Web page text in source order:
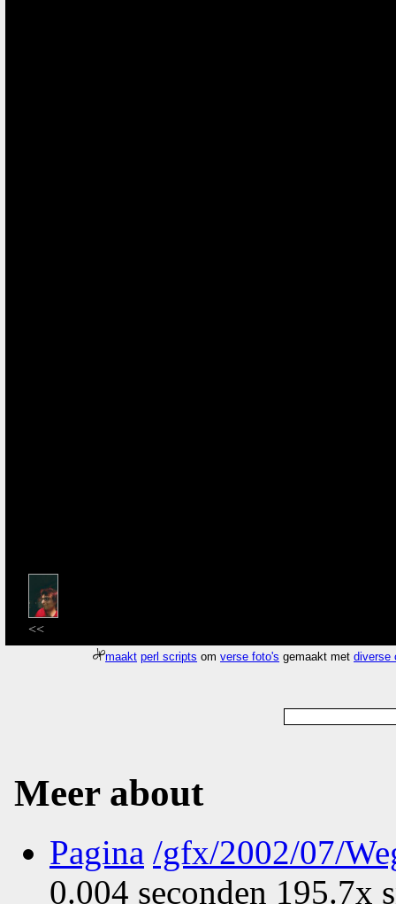
<<
maakt perl scripts omverse foto's gemaakt metdiverse
Meer about
Pagina /gfx/2002/07/
0.004 seconden 195.7x